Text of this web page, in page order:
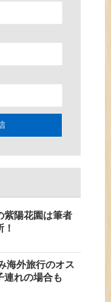
紫陽花園は筆者
海外旅行のオス
連れの場合も